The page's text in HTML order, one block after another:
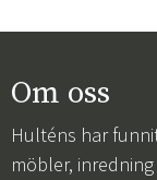
Om oss
Hulténs har
möbler,